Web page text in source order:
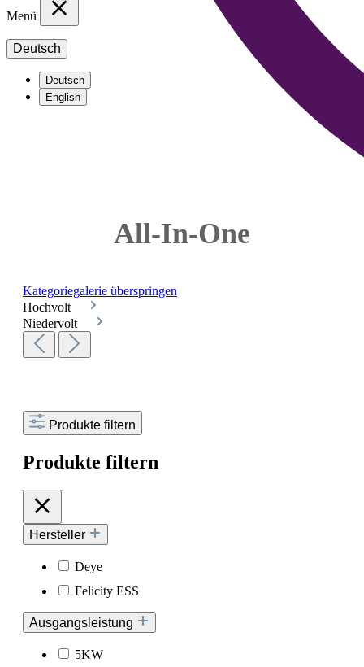
Menü
Deutsch
Deutsch
English
All-In-One
Kategoriegalerie überspringen
Hochvolt
Niedervolt
Produkte filtern
Produkte filtern
Hersteller
Deye
Felicity ESS
Ausgangsleistung
5KW